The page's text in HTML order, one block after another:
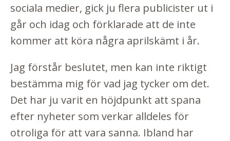
sociala medier, gick ju flera publicister ut i
går och idag och förklarade att de inte
kommer att köra några aprilskämt i år.
Jag förstår beslutet, men kan inte riktigt
bestämma mig för vad jag tycker om det.
Det har ju varit en höjdpunkt att spana
efter nyheter som verkar alldeles för
otroliga för att vara sanna. Ibland har